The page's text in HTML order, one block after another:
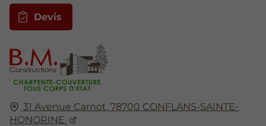
31 Avenue Carnot, 78700 CONFLANS-SAINTE-
HONORINE
Devis